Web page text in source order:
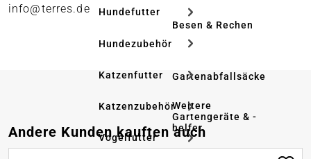
Hundefutter
Hundezubehör
Katzenfutter
Katzenzubehör
Vogelfutter
Besen & Rechen
Gartenabfallsäcke
Weitere
Gartengeräte & -
helfer
info@terres.de
Produktgalerie überspringen
Andere Kunden kauften auch